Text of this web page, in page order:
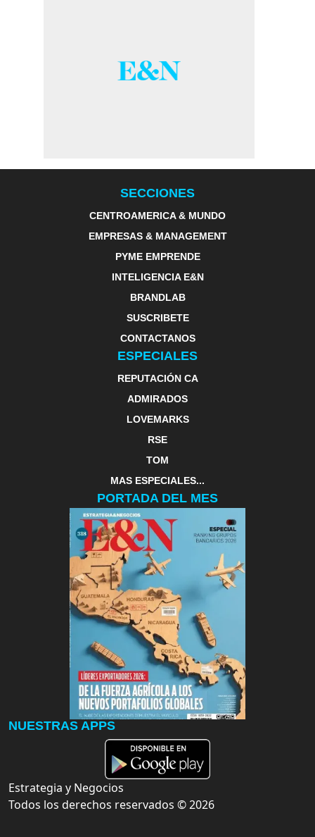
SECCIONES
CENTROAMERICA & MUNDO
EMPRESAS & MANAGEMENT
PYME EMPRENDE
INTELIGENCIA E&N
BRANDLAB
SUSCRIBETE
CONTACTANOS
ESPECIALES
REPUTACIÓN CA
ADMIRADOS
LOVEMARKS
RSE
TOM
MAS ESPECIALES...
PORTADA DEL MES
NUESTRAS APPS
Estrategia y Negocios
Todos los derechos reservados ©2026